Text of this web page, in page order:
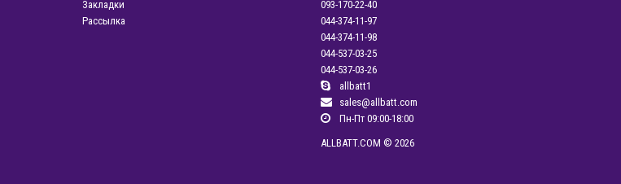
Закладки
Рассылка
093-170-22-40
044-374-11-97
044-374-11-98
044-537-03-25
044-537-03-26
allbatt1
sales@allbatt.com
Пн-Пт 09:00-18:00
ALLBATT.COM © 2026